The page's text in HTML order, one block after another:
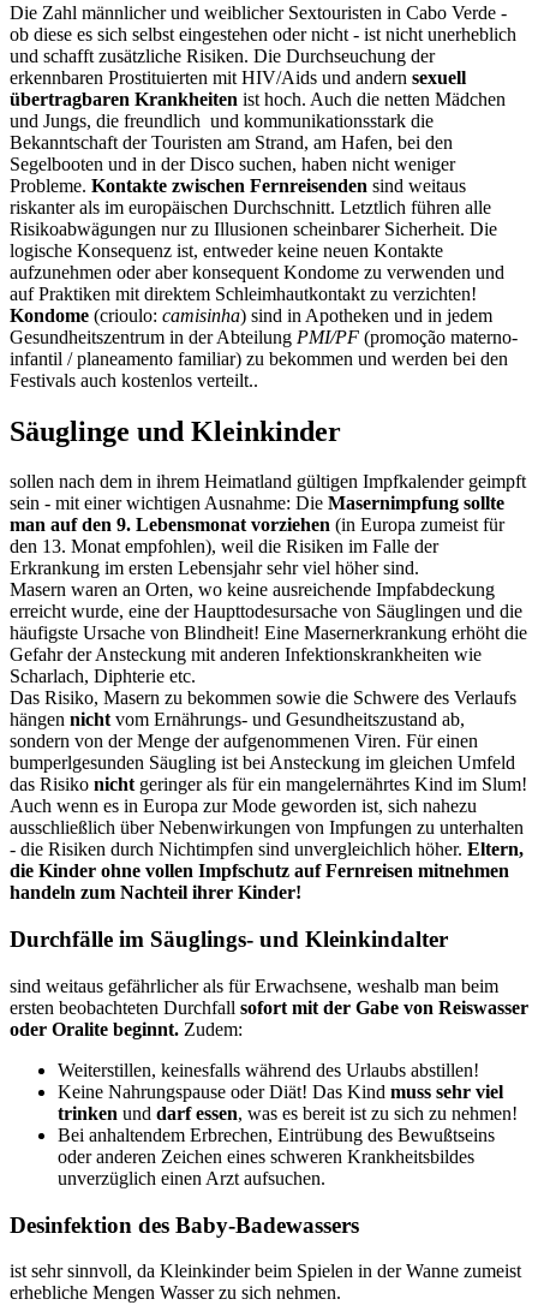
Die Zahl männlicher und weiblicher Sextouristen in Cabo Verde -
ob diese es sich selbst eingestehen oder nicht - ist nicht unerheblich
und schafft zusätzliche Risiken. Die Durchseuchung der
erkennbaren Prostituierten mit HIV/Aids und andern sexuell
übertragbaren Krankheiten ist hoch. Auch die netten Mädchen
und Jungs, die freundlich und kommunikationsstark die
Bekanntschaft der Touristen am Strand, am Hafen, bei den
Segelbooten und in der Disco suchen, haben nicht weniger
Probleme. Kontakte zwischen Fernreisenden sind weitaus
riskanter als im europäischen Durchschnitt. Letztlich führen alle
Risikoabwägungen nur zu Illusionen scheinbarer Sicherheit. Die
logische Konsequenz ist, entweder keine neuen Kontakte
aufzunehmen oder aber konsequent Kondome zu verwenden und
auf Praktiken mit direktem Schleimhautkontakt zu verzichten!
Kondome (crioulo: camisinha) sind in Apotheken und in jedem
Gesundheitszentrum in der Abteilung PMI/PF (promoção materno-
infantil / planeamento familiar) zu bekommen und werden bei den
Festivals auch kostenlos verteilt..
Säuglinge und Kleinkinder
sollen nach dem in ihrem Heimatland gültigen Impfkalender geimpft
sein - mit einer wichtigen Ausnahme: Die Masernimpfung sollte
man auf den 9. Lebensmonat vorziehen (in Europa zumeist für
den 13. Monat empfohlen), weil die Risiken im Falle der
Erkrankung im ersten Lebensjahr sehr viel höher sind.
Masern waren an Orten, wo keine ausreichende Impfabdeckung
erreicht wurde, eine der Haupttodesursache von Säuglingen und die
häufigste Ursache von Blindheit! Eine Masernerkrankung erhöht die
Gefahr der Ansteckung mit anderen Infektionskrankheiten wie
Scharlach, Diphterie etc.
Das Risiko, Masern zu bekommen sowie die Schwere des Verlaufs
hängen nichtvom Ernährungs- und Gesundheitszustand ab,
sondern von der Menge der aufgenommenen Viren. Für einen
bumperlgesunden Säugling ist bei Ansteckung im gleichen Umfeld
das Risiko nichtgeringer als für ein mangelernährtes Kind im Slum!
Auch wenn es in Europa zur Mode geworden ist, sich nahezu
ausschließlich über Nebenwirkungen von Impfungen zu unterhalten
- die Risiken durch Nichtimpfen sind unvergleichlich höher. Eltern,
die Kinder ohne vollen Impfschutz auf Fernreisen mitnehmen
handeln zum Nachteil ihrer Kinder!
Durchfälle im Säuglings- und Kleinkindalter
sind weitaus gefährlicher als für Erwachsene, weshalb man beim
ersten beobachteten Durchfall sofort mit der Gabe von Reiswasser
oder Oralite beginnt. Zudem:
Weiterstillen, keinesfalls während des Urlaubs abstillen!
Keine Nahrungspause oder Diät! Das Kind muss sehr viel
trinken und darf essen, was es bereit ist zu sich zu nehmen!
Bei anhaltendem Erbrechen, Eintrübung des Bewußtseins
oder anderen Zeichen eines schweren Krankheitsbildes
unverzüglich einen Arzt aufsuchen.
Desinfektion des Baby-Badewassers
ist sehr sinnvoll, da Kleinkinder beim Spielen in der Wanne zumeist
erhebliche Mengen Wasser zu sich nehmen.